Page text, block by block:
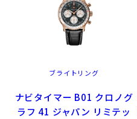
ブライトリング
ナビタイマー B01 クロノグ
ラフ 41 ジャパン リミテッ